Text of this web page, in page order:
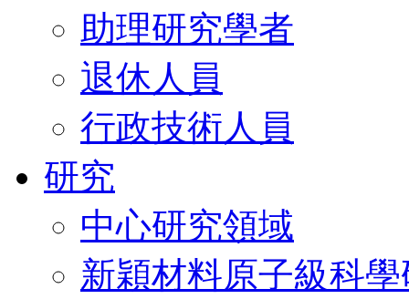
助理研究學者
退休人員
行政技術人員
研究
中心研究領域
新穎材料原子級科